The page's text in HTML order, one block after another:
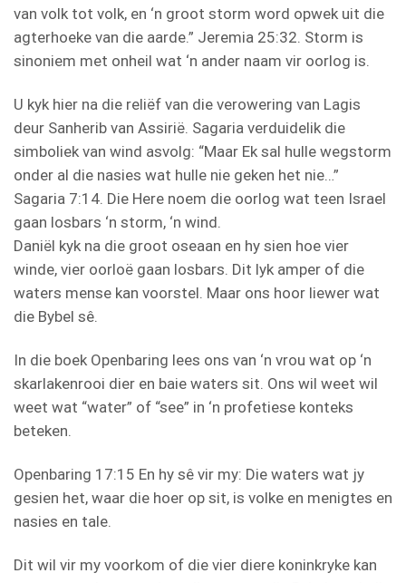
van volk tot volk, en ‘n groot storm word opwek uit die
agterhoeke van die aarde.” Jeremia 25:32. Storm is
sinoniem met onheil wat ‘n ander naam vir oorlog is.
U kyk hier na die reliëf van die verowering van Lagis
deur Sanherib van Assirië. Sagaria verduidelik die
simboliek van wind asvolg: “Maar Ek sal hulle wegstorm
onder al die nasies wat hulle nie geken het nie…”
Sagaria 7:14. Die Here noem die oorlog wat teen Israel
gaan losbars ‘n storm, ‘n wind.
Daniël kyk na die groot oseaan en hy sien hoe vier
winde, vier oorloë gaan losbars. Dit lyk amper of die
waters mense kan voorstel. Maar ons hoor liewer wat
die Bybel sê.
In die boek Openbaring lees ons van ‘n vrou wat op ‘n
skarlakenrooi dier en baie waters sit. Ons wil weet wil
weet wat “water” of “see” in ‘n profetiese konteks
beteken.
Openbaring 17:15 En hy sê vir my: Die waters wat jy
gesien het, waar die hoer op sit, is volke en menigtes en
nasies en tale.
Dit wil vir my voorkom of die vier diere koninkryke kan